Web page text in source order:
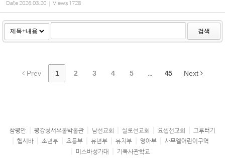
Date2026.03.20 Views 1728
검색
Prev 1 2 3 4 5 ... 45 Next
참평안 평강성서유물박물관 남선교회 실로선교회 요셉선교회
그루터기
헵시바
소년부 초등부 유년부 유치부 영아부
사무엘어린이구역
미스바성가대
기독사관학교